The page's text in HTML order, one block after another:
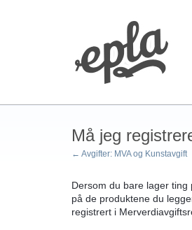
Må jeg
← Avgifter: MVA og Kunstavgift
Dersom du bare lager ting
på de produktene du
registrert i